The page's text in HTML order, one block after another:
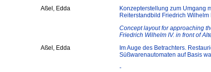
Aßel, Edda
Konzepterstellung zum Umgang
Reiterstandbild Friedrich
Concept layout for approaching
Friedrich Wilhelm IV. in front of
Aßel, Edda
Im Auge des Betrachters.
Süßwarenautomaten auf Basis
-